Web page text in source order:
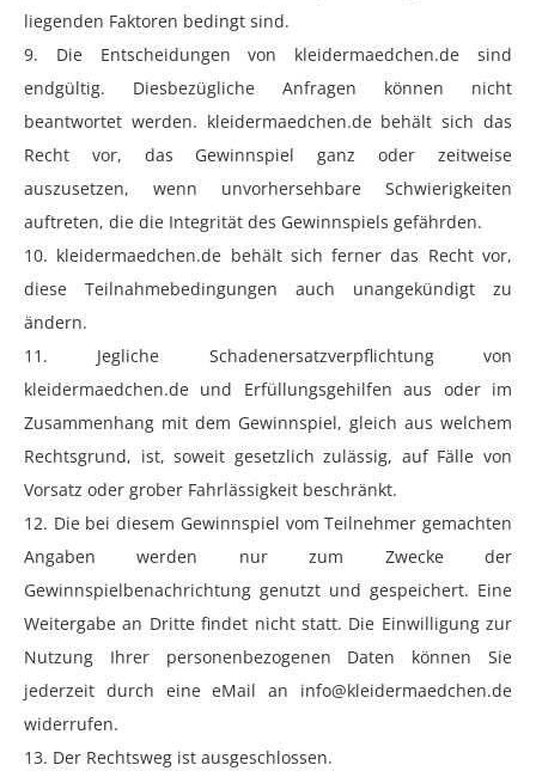
liegenden Faktoren bedingt sind.
9. Die Entscheidungen von kleidermaedchen.de sind
endgültig. Diesbezügliche Anfragen können nicht
beantwortet werden. kleidermaedchen.de behält sich das
Recht vor, das Gewinnspiel ganz oder zeitweise
auszusetzen, wenn unvorhersehbare Schwierigkeiten
auftreten, die die Integrität des Gewinnspiels gefährden.
10. kleidermaedchen.de behält sich ferner das Recht vor,
diese Teilnahmebedingungen auch unangekündigt zu
ändern.
11. Jegliche Schadenersatzverpflichtung von
kleidermaedchen.de und Erfüllungsgehilfen aus oder im
Zusammenhang mit dem Gewinnspiel, gleich aus welchem
Rechtsgrund, ist, soweit gesetzlich zulässig, auf Fälle von
Vorsatz oder grober Fahrlässigkeit beschränkt.
12. Die bei diesem Gewinnspiel vom Teilnehmer gemachten
Angaben werden nur zum Zwecke der
Gewinnspielbenachrichtung genutzt und gespeichert. Eine
Weitergabe an Dritte findet nicht statt. Die Einwilligung zur
Nutzung Ihrer personenbezogenen Daten können Sie
jederzeit durch eine eMail an info@kleidermaedchen.de
widerrufen.
13. Der Rechtsweg ist ausgeschlossen.